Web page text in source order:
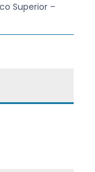
Superior –